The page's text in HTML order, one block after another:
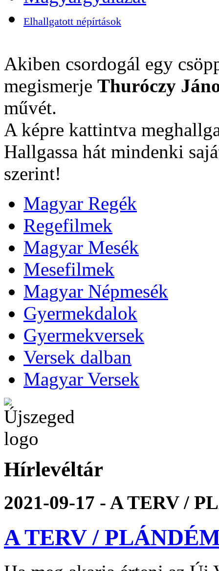
Elhallgatott népírtások
Akiben csordogál egy
megismerje Thuróczy
művét.
A képre kattintva
Hallgassa hát mindenki
szerint!
Magyar Regék
Regefilmek
Magyar Mesék
Mesefilmek
Magyar Népmesék
Gyermekdalok
Gyermekversek
Versek dalban
Magyar Versek
Hírlevéltár
2021-09-17 - A TERV /
A TERV /